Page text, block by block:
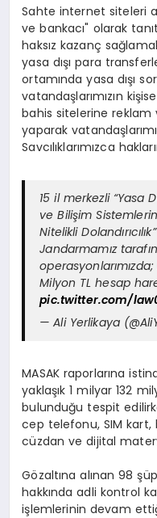
Sahte internet siteleri
ve bankacı" olarak
haksız kazanç
yasa dışı para
ortamında yasa dışı
vatandaşlarımızın
bahis sitelerine reklam
yaparak
Savcılıklarımızca
15 il merkezli “Yasa
ve Bilişim
Nitelikli
Jandarmamız
Milyon TL hesap
pic.twitter.com/
— Ali Yerlikaya
MASAK raporlarına
yaklaşık 1 milyar 132
bulunduğu tespit
cep telefonu, SIM kart,
cüzdan ve dijital
Gözaltına alınan 98
hakkında adli kontrol
işlemlerinin devam